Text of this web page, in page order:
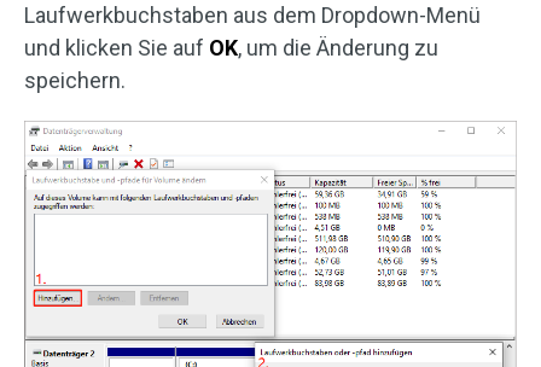
Laufwerkbuchstaben aus dem Dropdown-Menü
und klicken Sie auf OK, um die Änderung zu
speichern.